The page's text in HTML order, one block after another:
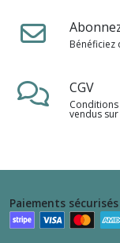
Bénéficiez
CGV
vendus
Paiements sécurisés